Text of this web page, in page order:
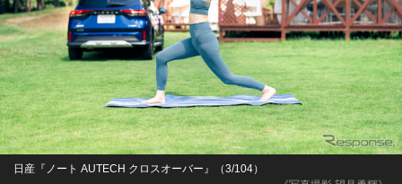
日産『ノート AUTECH クロスオーバー』（3/104）